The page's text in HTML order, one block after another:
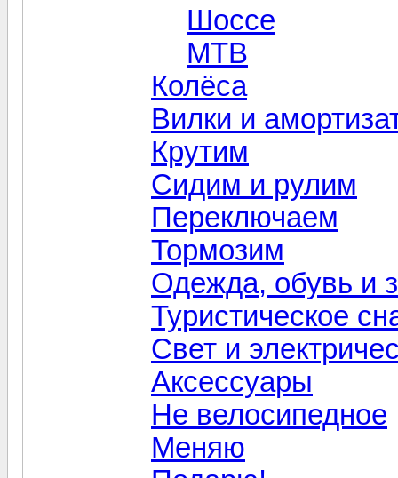
Шоссе
MTB
Колёса
Вилки и
Крутим
Сидим и рулим
Переключаем
Тормозим
Одежда, обувь и
Туристическое
Свет и
Aксессуары
Не велосипедное
Меняю